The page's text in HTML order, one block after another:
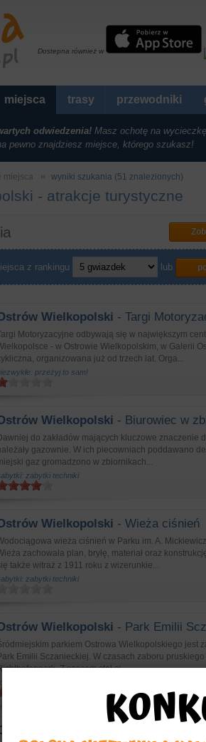
Dostepna również w
miejsca trasy przewodniki
odwiedzenia! Masz ochotę na
pewno znajdziesz miejsce, którego szukasz!
miejsca wyniki szukania (51 znalezionych)
- atrakcje turystyczne
z rankingu lub
Wielkopolski - Targi
Motoryzacyjne odbywają się w największym
- w Ostrowie Wielkopolskim, w Galerii
organizowana już od trzech lat. Orga...
przeżyj to sam!
Wielkopolski - Biurowiec w
do zakładów mających kluczowe znaczenie
gazownie. W ich piecowniach poddawano
gaz gromadzono w zbiornikach...
zabytki techniki
Wielkopolski - Wieża ciśnień
wieża ciśnień w Parku im. A.
zachowała plan, bryłę, materiał oraz
także witraż z 1911 roku z wizerunkie...
zabytki techniki
Wielkopolski - Park Emilii
parkiem Ostrowa Wielkopolskiego jest
Emilii Sczanieckiej. W czasach zaboru pruskiego
Z czasem stał si...
miejsca wypoczynku w mieście
Wielkopolski